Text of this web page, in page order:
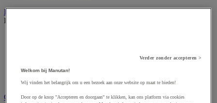
Elektrische toebehoren en verlichting
Bekijk de hele productgroep
Verlengsnoer, stekkerdoos en kapelhaspel
Wandcontactdoos en schakelaar
Gereedschap opbergen
Verder zonder accepteren >
Welkom bij Manutan!
Wij vinden het belangrijk om u een bezoek aan onze website op maat te bieden!
Door op de knop "Accepteren en doorgaan" te klikken, kan ons platform via cookies